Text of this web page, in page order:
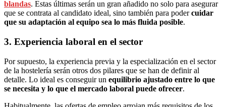
blandas. Estas últimas serán un gran añadido no solo para asegurar
que se contrata al candidato ideal, sino también para podercuidar
que su adaptación al equipo sea lo más fluida posible.
3. Experiencia laboral en el sector
Por supuesto, la experiencia previa y la especialización en el sector
de la hostelería serán otros dos pilares que se han de definir al
detalle. Lo ideal es conseguir un equilibrio ajustado entre lo que
se necesita y lo que el mercado laboral puede ofrecer.